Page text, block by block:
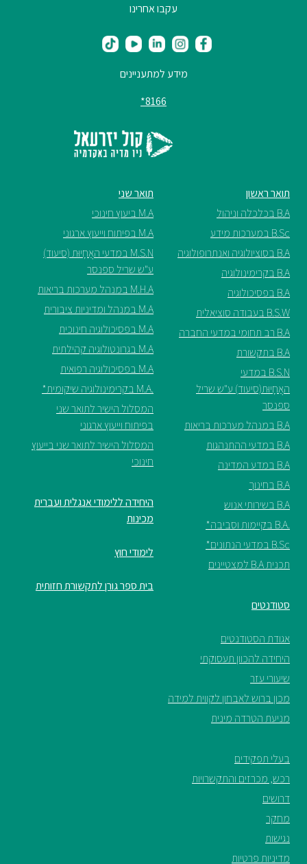
עקבו אחרינו
מידע למתעניינים
8166*
תואר ראשון
B.A בכלכלה וניהול
B.Sc במערכות מידע
B.A בסוציולוגיה ואנתרופולוגיה
B.A בקרימינולוגיה
B.A בפסיכולוגיה
B.S.W בעבודה סוציאלית
B.A רב תחומי במדעי החברה
B.A בתקשורת
B.S.N במדעי
האֲחָיוּת(סיעוד) ע"ש שריל
ספנסר
B.A במנהל מערכות בריאות
B.A במדעי ההתנהגות
B.A במדע המדינה
B.A בחינוך
B.A בשירותי אנוש
.B.A בקיימות וסביבה*
B.Sc במדעי הנתונים*
תכנית B.A למצטיינים
תואר שני
M.A ביעוץ חינוכי
M.A בפיתוח וייעוץ ארגוני
M.S.N במדעי האֲחָיוּת (סיעוד)
ע"ש שריל ספנסר
M.H.A במנהל מערכות בריאות
M.A במנהל ומדיניות ציבורית
M.A בפסיכולוגיה חינוכית
M.A בגרונטולוגיה קהילתית
M.A בפסיכולוגיה רפואית
.M.A בקרימינולוגיה שיקומית*
המסלול הישיר לתואר שני
בפיתוח וייעוץ ארגוני
המסלול הישיר לתואר שני בייעוץ
חינוכי
היחידה ללימודי אנגלית ועברית
מכינות
לימודי חוץ
בית ספר גורן לתקשורת חזותית
סטודנטים
אגודת הסטודנטים
היחידה להכוון תעסוקתי
שיעורי עזר
מכון ברוש לאבחון לקווית למידה
מניעת הטרדה מינית
בעלי תפקידים
רכש, מכרזים והתקשרויות
דרושים
מחקר
נגישות
מדיניות פרטיות